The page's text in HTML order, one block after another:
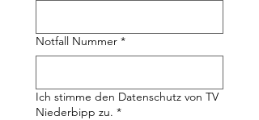
Notfall Nummer *
Ich stimme den Datenschutz von TV
Niederbipp zu. *